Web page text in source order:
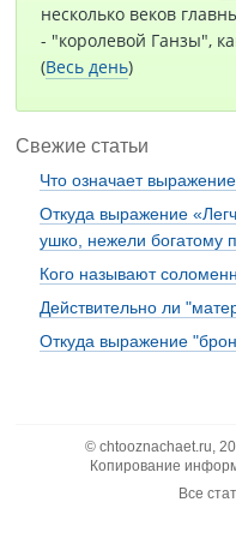
несколько веков
- "королевой Ганзы",
(Весь день)
Свежие статьи
Что означает
Откуда выражение
ушко, нежели богатому
Кого называют
Действительно ли
Откуда выражение
© chtooznachaet.ru,
Копирование
Все